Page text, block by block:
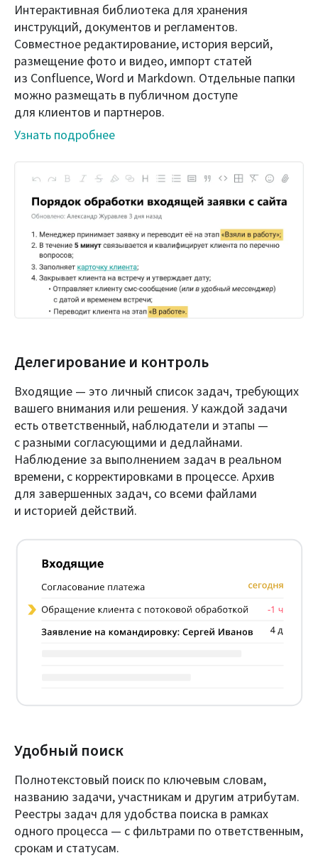
Интерактивная библиотека для хранения
инструкций, документов и регламентов.
Совместное редактирование, история версий,
размещение фото и видео, импорт статей
из Confluence, Word и Markdown. Отдельные папки
можно размещать в публичном доступе
для клиентов и партнеров.
Узнать подробнее
Делегирование и контроль
Входящие — это личный список задач, требующих
вашего внимания или решения. У каждой задачи
есть ответственный, наблюдатели и этапы —
с разными согласующими и дедлайнами.
Наблюдение за выполнением задач в реальном
времени, с корректировками в процессе. Архив
для завершенных задач, со всеми файлами
и историей действий.
Удобный поиск
Полнотекстовый поиск по ключевым словам,
названию задачи, участникам и другим атрибутам.
Реестры задач для удобства поиска в рамках
одного процесса — с фильтрами по ответственным,
срокам и статусам.